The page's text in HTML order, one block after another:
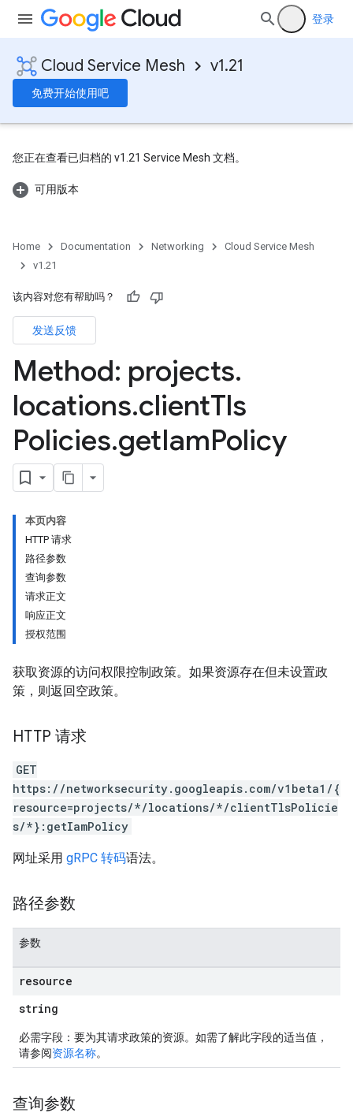
登录
Cloud Service Mesh v1.21
免费开始使用吧
您正在查看已归档的 v1.21 Service Mesh 文档。
可用版本
Home Documentation Networking
Cloud Service Mesh
v1.21
该内容对您有帮助吗？
发送反馈
Method: projects.
locations.clientTls
Policies.getIamPolicy
本页内容
HTTP 请求
路径参数
查询参数
请求正文
响应正文
授权范围
获取资源的访问权限控制政策。如果资源存在但未设置政
策，则返回空政策。
HTTP 请求
GET
https://networksecurity.googleapis.com/v1beta1/{
resource=projects/*/locations/*/clientTlsPolicie
s/*}:getIamPolicy
网址采用 gRPC 转码语法。
路径参数
参数
resource
string
必需字段：要为其请求政策的资源。如需了解此字段的适当值，
请参阅资源名称。
查询参数